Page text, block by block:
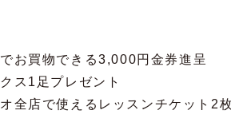
お買物できる3,000円金券進呈
ス1足プレゼント
全店で使えるレッスンチケット2